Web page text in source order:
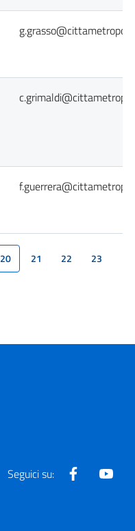
20(current)
21 22
23
Seguici su: Facebook